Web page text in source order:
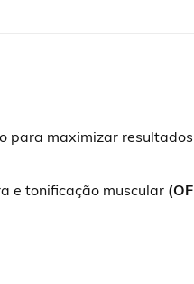
para maximizar
e tonificação muscular